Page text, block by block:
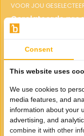
VOOR JOU
Gerelateerde
Marmeren
cm - Wit
40,-
Consent
This website uses
We use cookies to
media features, and
information about your
advertising, and
combine it with other